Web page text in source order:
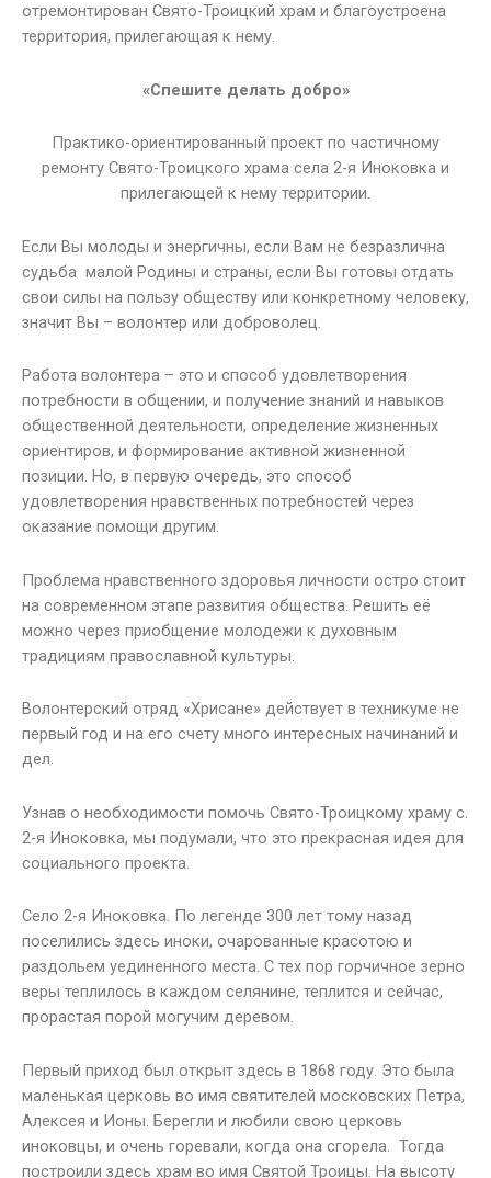
отремонтирован Свято-Троицкий храм и благоустроена
территория, прилегающая к нему.
«Спешите делать добро»
Практико-ориентированный проект по частичному
ремонту Свято-Троицкого храма села 2-я Иноковка и
прилегающей к нему территории.
Если Вы молоды и энергичны, если Вам не безразлична
судьба малой Родины и страны, если Вы готовы отдать
свои силы на пользу обществу или конкретному человеку,
значит Вы – волонтер или доброволец.
Работа волонтера – это и способ удовлетворения
потребности в общении, и получение знаний и навыков
общественной деятельности, определение жизненных
ориентиров, и формирование активной жизненной
позиции. Но, в первую очередь, это способ
удовлетворения нравственных потребностей через
оказание помощи другим.
Проблема нравственного здоровья личности остро стоит
на современном этапе развития общества. Решить её
можно через приобщение молодежи к духовным
традициям православной культуры.
Волонтерский отряд «Хрисане» действует в техникуме не
первый год и на его счету много интересных начинаний и
дел.
Узнав о необходимости помочь Свято-Троицкому храму с.
2-я Иноковка, мы подумали, что это прекрасная идея для
социального проекта.
Село 2-я Иноковка. По легенде 300 лет тому назад
поселились здесь иноки, очарованные красотою и
раздольем уединенного места. С тех пор горчичное зерно
веры теплилось в каждом селянине, теплится и сейчас,
прорастая порой могучим деревом.
Первый приход был открыт здесь в 1868 году. Это была
маленькая церковь во имя святителей московских Петра,
Алексея и Ионы. Берегли и любили свою церковь
иноковцы, и очень горевали, когда она сгорела. Тогда
построили здесь храм во имя Святой Троицы. На высоту